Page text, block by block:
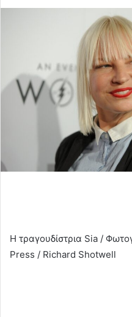
Η τραγουδίστρια Sia /
Press / Richard Shotwell